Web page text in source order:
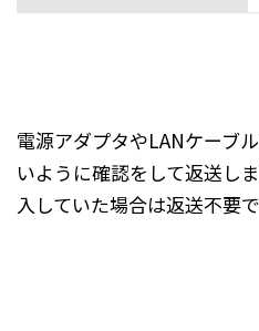
電源アダプタやLANケーブ
いように確認をして返送し
入していた場合は返送不要で